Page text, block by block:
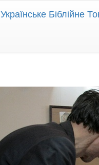
Українське Біблійне